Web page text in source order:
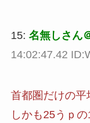
15: 名無しさん
14:02:47.42
首都圏だけの平
しかも25うｐ